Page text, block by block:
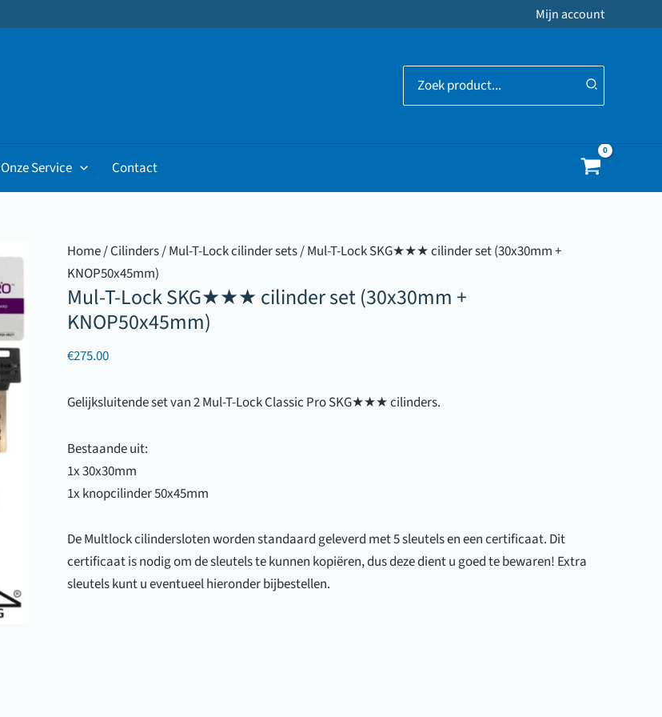
Mijn account
Zoeken
naar:
Onze Service Contact
Home/Cilinders/Mul-T-Lock cilinder sets/ Mul-T-Lock SKG★★★ cilinder set (30x30mm +
KNOP50x45mm)
Mul-T-Lock SKG★★★ cilinder set (30x30mm +
KNOP50x45mm)
€275.00
Gelijksluitende set van 2 Mul-T-Lock Classic Pro SKG★★★ cilinders.
Bestaande uit:
1x 30x30mm
1x knopcilinder 50x45mm
De Multlock cilindersloten worden standaard geleverd met 5 sleutels en een certificaat. Dit
certificaat is nodig om de sleutels te kunnen kopiëren, dus deze dient u goed te bewaren! Extra
sleutels kunt u eventueel hieronder bijbestellen.